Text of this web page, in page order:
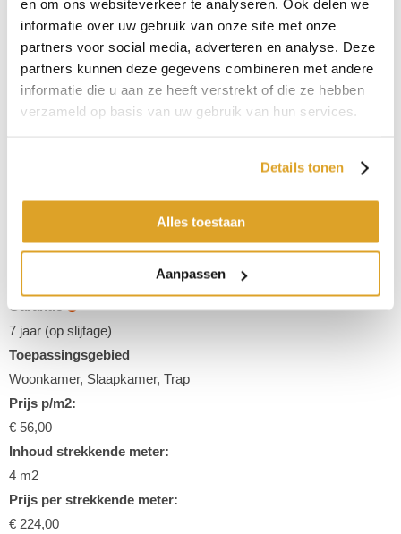
en om ons websiteverkeer te analyseren. Ook delen we
informatie over uw gebruik van onze site met onze
partners voor social media, adverteren en analyse. Deze
partners kunnen deze gegevens combineren met andere
informatie die u aan ze heeft verstrekt of die ze hebben
verzameld op basis van uw gebruik van hun services.
Details tonen
Alles toestaan
Aanpassen
,
Type
3 draads getwijnd, geheatset en gefriseerd
Kleur
Samenstelling omschrijving
100% R-PET Solution Dyed
Garantie
7 jaar (op slijtage)
Toepassingsgebied
Woonkamer, Slaapkamer, Trap
Prijs p/m2:
€ 56,00
Inhoud strekkende meter:
4 m2
Prijs per strekkende meter:
€ 224,00